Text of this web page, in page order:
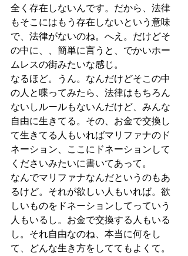
全く存在しないんです。だから、法律
もそこにはもう存在しないという意味
で、法律がないのね。へえ。だけどそ
の中に、、簡単に言うと、でかいホー
ムレスの街みたいな感じ。
なるほど。うん。なんだけどそこの中
の人と喋ってみたら、法律はもちろん
ないしルールもないんだけど、みんな
自由に生きてる。その、お金で交換し
て生きてる人もいればマリファナのド
ネーション、ここにドネーションして
くださいみたいに書いてあって。
なんでマリファナなんだというのもあ
るけど。それが欲しい人もいれば。欲
しいものをドネーションしてっていう
人もいるし。お金で交換する人もいる
し。それ自由なのね、本当に何をし
て、どんな生き方をしててもよくて。